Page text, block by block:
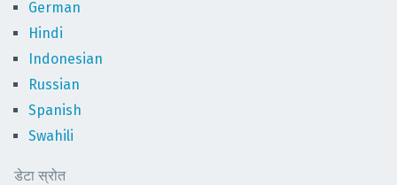
German
Hindi
Indonesian
Russian
Spanish
Swahili
डेटा स्रोत